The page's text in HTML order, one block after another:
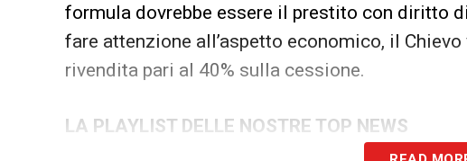
formula dovrebbe essere il prestito con diritto
fare attenzione all’aspetto economico, il
rivendita pari al 40% sulla cessione.
LA PLAYLIST DELLE NOSTRE TOP NEWS